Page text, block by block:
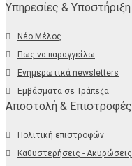
Υπηρεσίες & Υποστήριξη
Νέο Μέλος
Πως να παραγγείλω
Ενημερωτικά newsletters
Εμβάσματα σε Τράπεζα
Αποστολή & Επιστροφές
Πολιτική επιστροφών
Καθυστερήσεις - Ακυρώσεις